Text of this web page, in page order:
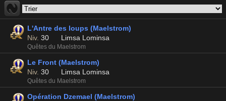
L'Antre des loups (Maelstrom)
Niv. 30 Limsa Lominsa
Quêtes du Maelstrom
Le Front (Maelstrom)
Niv. 30 Limsa Lominsa
Quêtes du Maelstrom
Opération Dzemael (Maelstrom)